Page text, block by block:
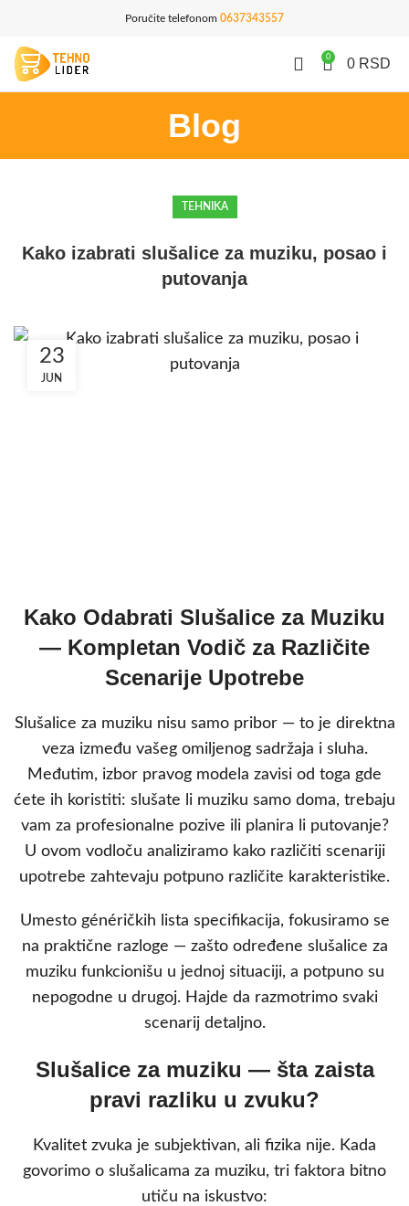
Poručite telefonom 0637343557
0 0 RSD
Blog
TEHNIKA
Kako izabrati slušalice za muziku, posao i
putovanja
23
JUN
Kako Odabrati Slušalice za Muziku
— Kompletan Vodič za Različite
Scenarije Upotrebe
Slušalice za muziku nisu samo pribor — to je direktna
veza između vašeg omiljenog sadržaja i sluha.
Međutim, izbor pravog modela zavisi od toga gde
ćete ih koristiti: slušate li muziku samo doma, trebaju
vam za profesionalne pozive ili planira li putovanje?
U ovom vodloču analiziramo kako različiti scenariji
upotrebe zahtevaju potpuno različite karakteristike.
Umesto généričkih lista specifikacija, fokusiramo se
na praktične razloge — zašto određene slušalice za
muziku funkcionišu u jednoj situaciji, a potpuno su
nepogodne u drugoj. Hajde da razmotrimo svaki
scenarij detaljno.
Slušalice za muziku — šta zaista
pravi razliku u zvuku?
Kvalitet zvuka je subjektivan, ali fizika nije. Kada
govorimo o slušalicama za muziku, tri faktora bitno
utiču na iskustvo: